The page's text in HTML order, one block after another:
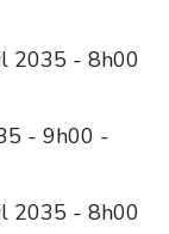
2035 - 8h00
- 9h00 -
2035 - 8h00